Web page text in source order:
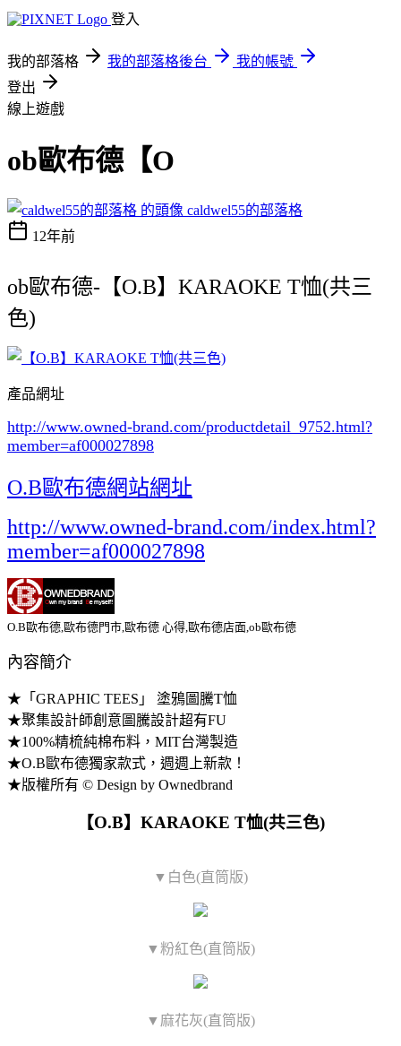
登入
我的部落格 我的部落格後台
我的帳號
登出
線上遊戲
ob歐布德【O
caldwel55的部落格
12年前
ob歐布德-【O.B】KARAOKE T恤(共三
色)
產品網址
http://www.owned-brand.com/productdetail_9752.html?
member=af000027898
O.B歐布德網站網址
http://www.owned-brand.com/index.html?
member=af000027898
O.B歐布德,歐布德門市,歐布德 心得,歐布德店面,ob歐布德
內容簡介
★「GRAPHIC TEES」 塗鴉圖騰T恤
★聚集設計師創意圖騰設計超有FU
★100%精梳純棉布料，MIT台灣製造
★O.B歐布德獨家款式，週週上新款！
★版權所有 © Design by Ownedbrand
【O.B】KARAOKE T恤(共三色)
▼白色(直筒版)
▼粉紅色(直筒版)
▼麻花灰(直筒版)